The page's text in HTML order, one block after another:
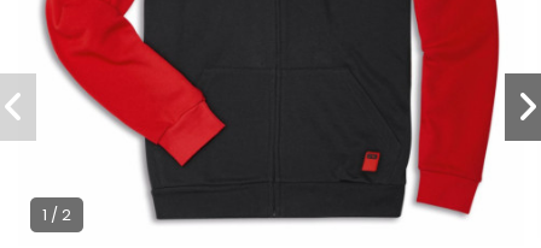
1 / 2